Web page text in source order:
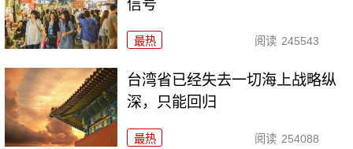
信号
最热 阅读 245543
台湾省已经失去一切海上战略纵
深，只能回归
最热 阅读 254088